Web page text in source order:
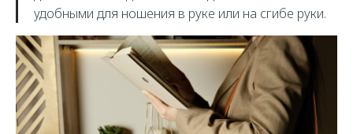
удобными для ношения в руке или на сгибе руки.